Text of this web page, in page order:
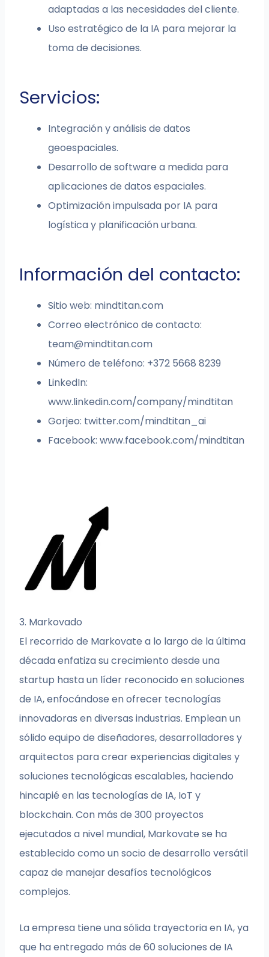
adaptadas a las necesidades del cliente.
Uso estratégico de la IA para mejorar la
toma de decisiones.
Servicios:
Integración y análisis de datos
geoespaciales.
Desarrollo de software a medida para
aplicaciones de datos espaciales.
Optimización impulsada por IA para
logística y planificación urbana.
Información del contacto:
Sitio web: mindtitan.com
Correo electrónico de contacto:
team@mindtitan.com
Número de teléfono: +372 5668 8239
LinkedIn:
www.linkedin.com/company/mindtitan
Gorjeo: twitter.com/mindtitan_ai
Facebook: www.facebook.com/mindtitan
3. Markovado
El recorrido de Markovate a lo largo de la última
década enfatiza su crecimiento desde una
startup hasta un líder reconocido en soluciones
de IA, enfocándose en ofrecer tecnologías
innovadoras en diversas industrias. Emplean un
sólido equipo de diseñadores, desarrolladores y
arquitectos para crear experiencias digitales y
soluciones tecnológicas escalables, haciendo
hincapié en las tecnologías de IA, IoT y
blockchain. Con más de 300 proyectos
ejecutados a nivel mundial, Markovate se ha
establecido como un socio de desarrollo versátil
capaz de manejar desafíos tecnológicos
complejos.
La empresa tiene una sólida trayectoria en IA, ya
que ha entregado más de 60 soluciones de IA